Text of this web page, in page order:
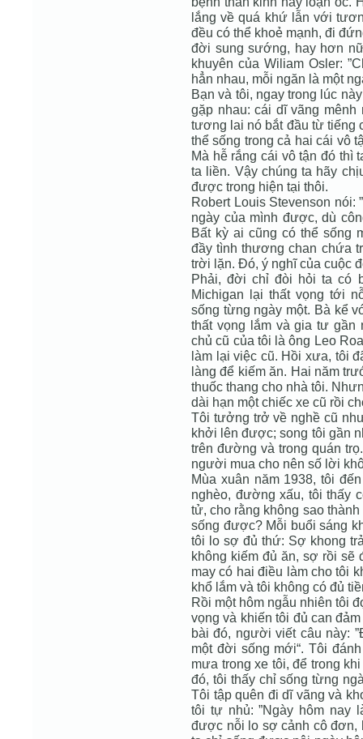
lắng về quá khứ lẫn với
đều có thể khoẻ mạnh, đi
đời sung sướng, hay hơn
khuyên của Wiliam Osler:
hẳn nhau, mỗi ngăn là một
Bạn và tôi, ngay trong lúc
gặp nhau: cái dĩ vãng
tương lai nó bắt đầu từ tiếng
thể sống trong cả hai cái vô
Mà hễ rắng cái vô tận đó thì
ta liền. Vậy chúng ta hãy
được trong hiện tại thôi.
Robert Louis Stevenson nói:
ngày của mình được, dù
Bất kỳ ai cũng có thể sống
đầy tình thương chan chứa
trời lặn. Đó, ý nghĩ của cuộc
Phải, đời chỉ đòi hỏi ta có
Michigan lại thất vọng tới
sống từng ngày một. Bà kể
thất vọng lắm và gia tư
chủ cũ của tôi là ông Leo
làm lại việc cũ. Hồi xưa, tôi
làng để kiếm ăn. Hai năm
thuốc thang cho nhà tôi.
dài hạn một chiếc xe cũ rồi
Tôi tưởng trở về nghề cũ
khởi lên được; song tôi gần
trên đường và trong quán
người mua cho nên số lời
Mùa xuân năm 1938, tôi
nghèo, đường xấu, tôi thấy
tử, cho rằng không sao
sống được? Mỗi buổi sáng
tôi lo sợ đủ thứ: Sợ khong
không kiếm đủ ăn, sợ rồi sẽ
may có hai điều làm cho tôi
khổ lắm và tôi không có đủ
Rồi một hôm ngẫu nhiên tôi
vọng và khiến tôi đủ can
bài đó, người viết câu này:
một đời sống mới“. Tôi
mưa trong xe tôi, để trong
đó, tôi thấy chỉ sống từng
Tôi tập quên đi dĩ vãng và
tôi tự nhủ: ”Ngày hôm nay
được nỗi lo sợ cảnh cô đơn,